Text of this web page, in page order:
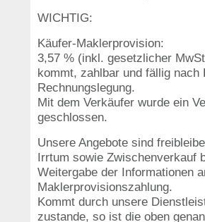
WICHTIG:
Käufer-Maklerprovision:
3,57 % (inkl. gesetzlicher
kommt, zahlbar und fällig
Rechnungslegung.
Mit dem Verkäufer wurde ein
geschlossen.
Unsere Angebote sind
Irrtum sowie Zwischenverkauf
Weitergabe der Informationen
Maklerprovisionszahlung.
Kommt durch unsere
zustande, so ist die oben